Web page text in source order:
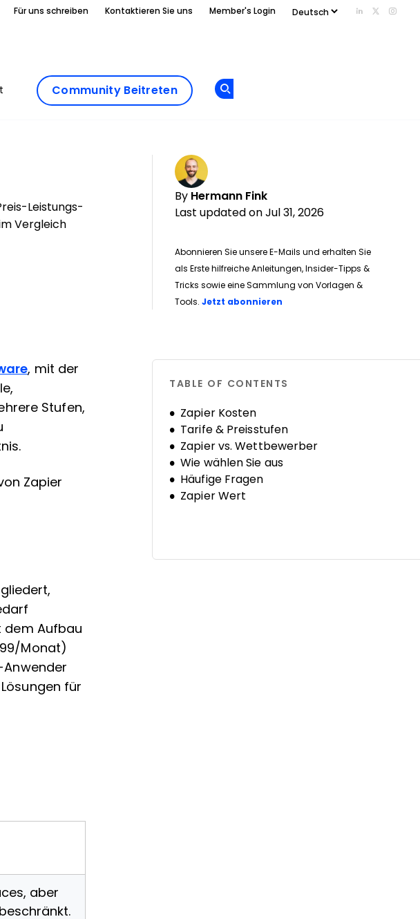
Für uns schreiben Kontaktieren Sie uns Member's Login Add us on
Follow
Community Beitreten
By Hermann Fink
Last updated on Jul 31, 2026
Abonnieren Sie unsere E-Mails und erhalten Sie
als Erste hilfreiche Anleitungen, Insider-Tipps &
Tricks sowie eine Sammlung von Vorlagen &
Tools. Jetzt abonnieren
Leistungs-
Vergleich
, mit der
Stufen,
Zapier
dem Aufbau
Monat)
Anwender
für
aber
TABLE OF CONTENTS
Zapier Kosten
Tarife & Preisstufen
Zapier vs. Wettbewerber
Wie wählen Sie aus
Häufige Fragen
Zapier Wert